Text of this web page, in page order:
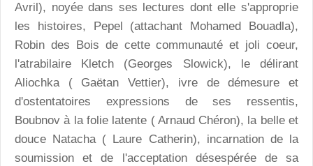
Avril), noyée dans ses lectures dont elle s'approprie
les histoires, Pepel (attachant Mohamed Bouadla),
Robin des Bois de cette communauté et joli coeur,
l'atrabilaire Kletch (Georges Slowick), le délirant
Aliochka ( Gaëtan Vettier), ivre de démesure et
d'ostentatoires expressions de ses ressentis,
Boubnov à la folie latente ( Arnaud Chéron), la belle et
douce Natacha ( Laure Catherin), incarnation de la
soumission et de l'acceptation désespérée de sa